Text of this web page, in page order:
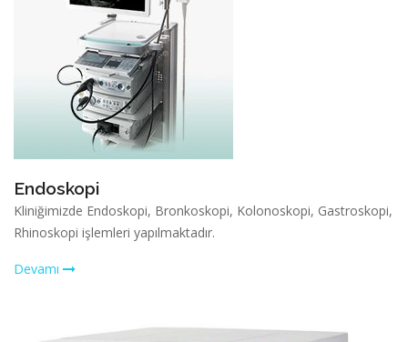
Endoskopi
Kliniğimizde Endoskopi, Bronkoskopi, Kolonoskopi, Gastroskopi,
Rhinoskopi işlemleri yapılmaktadır.
Devamı